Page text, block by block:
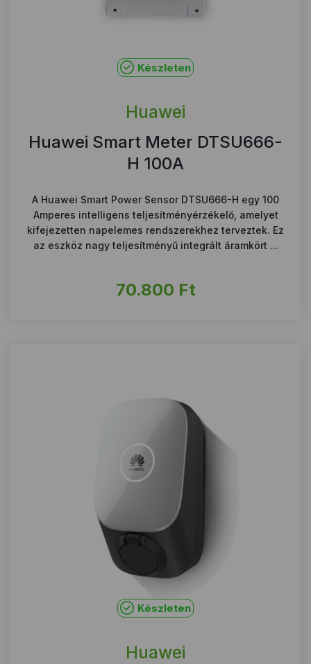
Készleten
Huawei
Huawei Smart Meter DTSU666-
H 100A
A Huawei Smart Power Sensor DTSU666-H egy 100
Amperes intelligens teljesítményérzékelő, amelyet
kifejezetten napelemes rendszerekhez terveztek. Ez
az eszköz nagy teljesítményű integrált áramkört ...
70.800 Ft
Készleten
Huawei